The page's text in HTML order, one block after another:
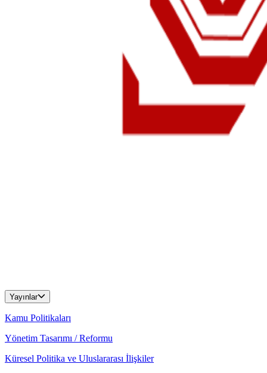
Yayınlar
Kamu Politikaları
Yönetim Tasarımı / Reformu
Küresel Politika ve Uluslararası İlişkiler